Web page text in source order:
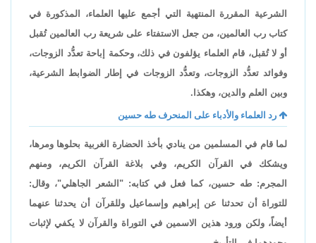
الشرعية المقررة المنتهية التي أجمع عليها العلماء، المذكورة في
كتاب رب العالمين، من جعل الاستفتاء على شريعة رب العالمين تُقبل
أو لا تُقبل، قام العلماء يؤلفون في ذلك، وحكمة إباحة تعدُّد الزوجات،
وفوائد تعدُّد الزوجات، وتعدُّد الزوجات في إطار الضوابط الشرعية،
وبين العلم والدين، وهكذا.
رد العلماء والأدباء على المنحرف طه حسين
لما قام في المسلمين من ينادي بأخذ الحضارة الغربية بحلوها ومرها،
ويشكك في القرآن الكريم، وفي بلاغة القرآن الكريم، ومنهم
المجرم: طه حسين، كما فعل في كتابه: "الشعر الجاهلي"، وقال:
للتوراة أن تحدثنا عن إبراهيم وإسماعيل وللقرآن أن يحدثنا عنهما
أيضاً، ولكن ورود هذين الاسمين في التوراة والقرآن لا يكفي لإثبات